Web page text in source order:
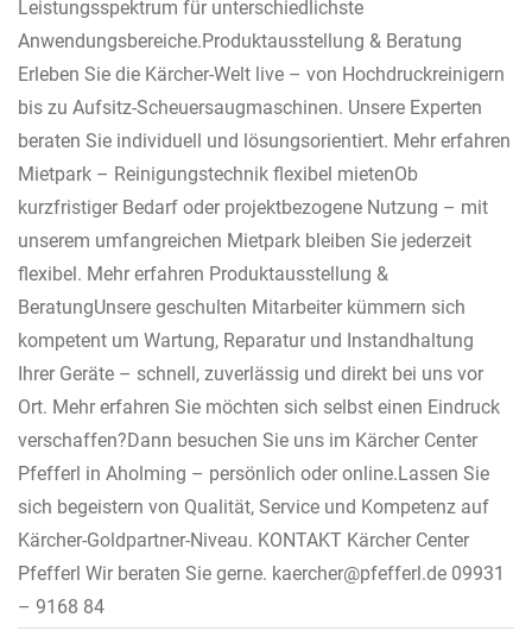
Leistungsspektrum für unterschiedlichste
Anwendungsbereiche.Produktausstellung & Beratung
Erleben Sie die Kärcher-Welt live – von Hochdruckreinigern
bis zu Aufsitz-Scheuersaugmaschinen. Unsere Experten
beraten Sie individuell und lösungsorientiert. Mehr erfahren
Mietpark – Reinigungstechnik flexibel mietenOb
kurzfristiger Bedarf oder projektbezogene Nutzung – mit
unserem umfangreichen Mietpark bleiben Sie jederzeit
flexibel. Mehr erfahren Produktausstellung &
BeratungUnsere geschulten Mitarbeiter kümmern sich
kompetent um Wartung, Reparatur und Instandhaltung
Ihrer Geräte – schnell, zuverlässig und direkt bei uns vor
Ort. Mehr erfahren Sie möchten sich selbst einen Eindruck
verschaffen?Dann besuchen Sie uns im Kärcher Center
Pfefferl in Aholming – persönlich oder online.Lassen Sie
sich begeistern von Qualität, Service und Kompetenz auf
Kärcher-Goldpartner-Niveau. KONTAKT Kärcher Center
Pfefferl Wir beraten Sie gerne. kaercher@pfefferl.de 09931
– 9168 84